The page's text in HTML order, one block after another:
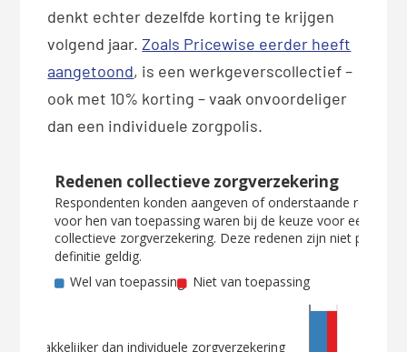
denkt echter dezelfde korting te krijgen
volgend jaar.Zoals Pricewise eerder heeft
aangetoond, is een werkgeverscollectief –
ook met 10% korting – vaak onvoordeliger
dan een individuele zorgpolis.